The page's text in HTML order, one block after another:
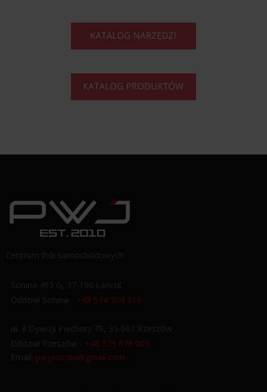
Centrum folii samochodowych
Sonina 493 G, 37-100 Łańcut
Oddział Sonina - +48 534 704 315
ul. 9 Dywizji Piechoty 79, 35-001 Rzeszów
Oddział Rzeszów - +48 575 676 005
Email: pwj.poczta@gmail.com